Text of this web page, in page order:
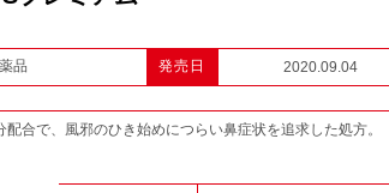
ート
品 発売日 2020.09.04
配合で、風邪のひき始めにつらい鼻症状を追求した処方。